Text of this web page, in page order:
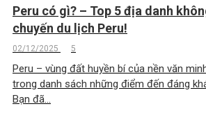
Peru có gì? – Top 5 địa danh
chuyến du lịch Peru!
02/12/2025 5
Peru – vùng đất huyền bí của nền văn
trong danh sách những điểm đến đáng
Bạn đã...